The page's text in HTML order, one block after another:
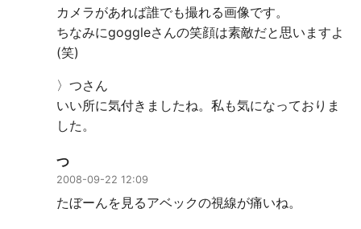
カメラがあれば誰でも撮れる画像です。
ちなみにgoggleさんの笑顔は素敵だと思いますよ
(笑)
〉つさん
いい所に気付きましたね。私も気になっておりま
した。
つ
2008-09-22 12:09
たぼーんを見るアベックの視線が痛いね。